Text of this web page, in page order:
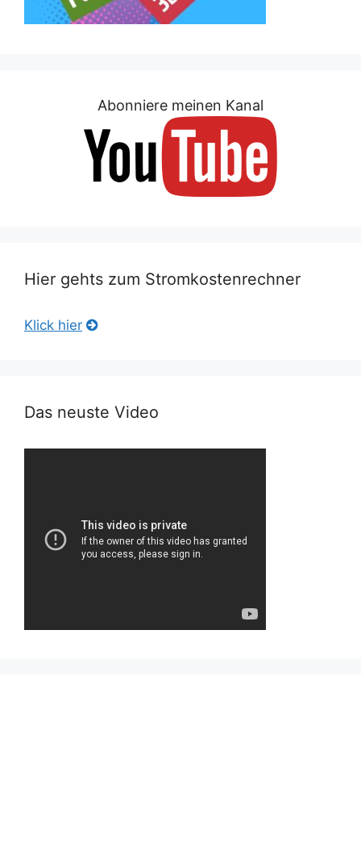
Abonniere meinen Kanal
Hier gehts zum Stromkostenrechner
Klick hier
Das neuste Video